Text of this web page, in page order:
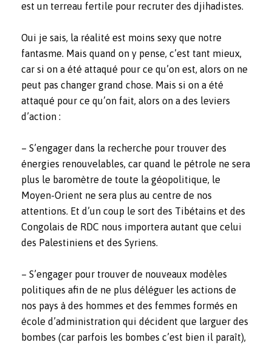
est un terreau fertile pour recruter des djihadistes.
Oui je sais, la réalité est moins sexy que notre
fantasme. Mais quand on y pense, c’est tant mieux,
car si on a été attaqué pour ce qu’on est, alors on ne
peut pas changer grand chose. Mais si on a été
attaqué pour ce qu’on fait, alors on a des leviers
d’action :
– S’engager dans la recherche pour trouver des
énergies renouvelables, car quand le pétrole ne sera
plus le baromètre de toute la géopolitique, le
Moyen-Orient ne sera plus au centre de nos
attentions. Et d’un coup le sort des Tibétains et des
Congolais de RDC nous importera autant que celui
des Palestiniens et des Syriens.
– S’engager pour trouver de nouveaux modèles
politiques afin de ne plus déléguer les actions de
nos pays à des hommes et des femmes formés en
école d’administration qui décident que larguer des
bombes (car parfois les bombes c’est bien il paraît),